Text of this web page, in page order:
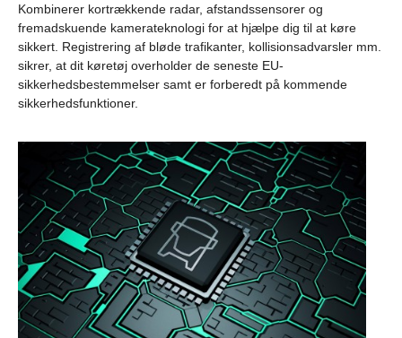
Kombinerer kortrækkende radar, afstandssensorer og
fremadskuende kamerateknologi for at hjælpe dig til at køre
sikkert. Registrering af bløde trafikanter, kollisionsadvarsler mm.
sikrer, at dit køretøj overholder de seneste EU-
sikkerhedsbestemmelser samt er forberedt på kommende
sikkerhedsfunktioner.